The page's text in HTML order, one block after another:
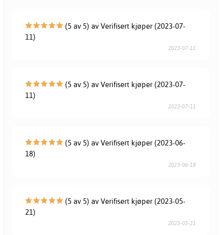
(5 av 5) av Verifisert kjøper (2023-07-
11)
2023-07-11
(5 av 5) av Verifisert kjøper (2023-07-
11)
2023-07-11
(5 av 5) av Verifisert kjøper (2023-06-
18)
2023-06-18
(5 av 5) av Verifisert kjøper (2023-05-
21)
2023-05-21